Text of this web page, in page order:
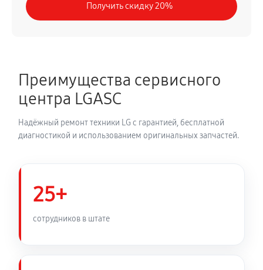
590 руб 60 минут
Устранение засора трубопровода
720 руб
Ремонт датчика морозильного отделения
Прочистка дренажной системы
Получить скидку 20%
Преимущества сервисного
центра LGASC
Надёжный ремонт техники LG с гарантией, бесплатной
диагностикой и использованием оригинальных запчастей.
25+
сотрудников в штате